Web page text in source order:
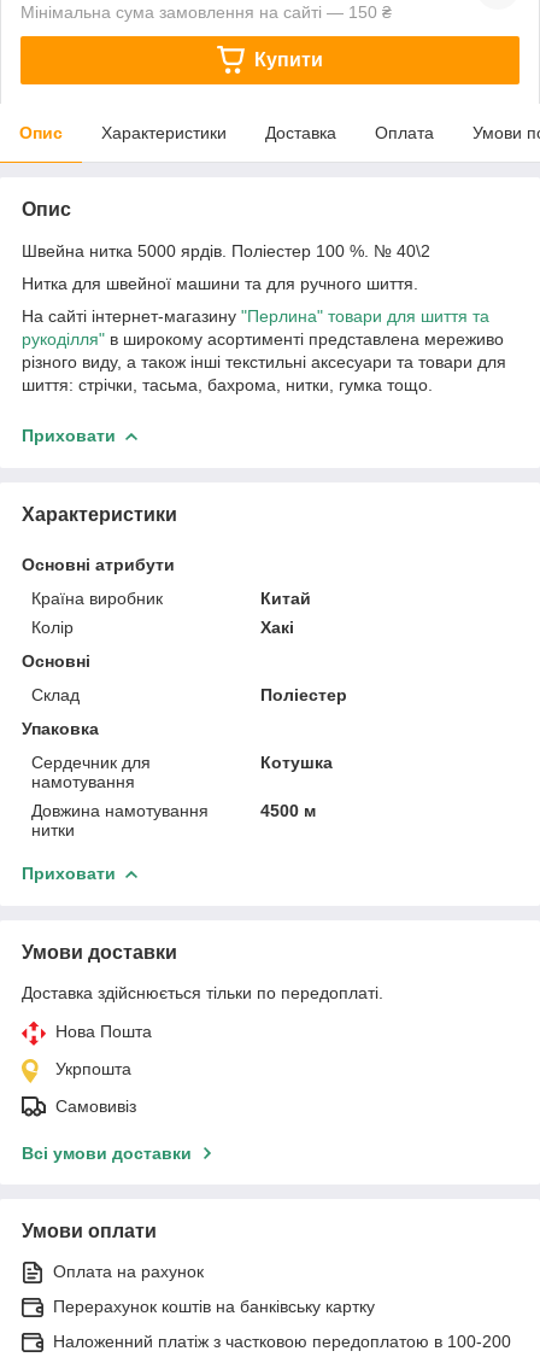
Мінімальна сума замовлення на сайті — 150 ₴
Купити
Опис Характеристики Доставка Оплата Умови
Опис
Швейна нитка 5000 ярдів. Поліестер 100 %. № 40\2
Нитка для швейної машини та для ручного шиття.
На сайті інтернет-магазину "Перлина" товари для шиття та
рукоділля" в широкому асортименті представлена мереживо
різного виду, а також інші текстильні аксесуари та товари для
шиття: стрічки, тасьма, бахрома, нитки, гумка тощо.
Приховати
Характеристики
Основні атрибути
Країна виробник
Китай
Колір
Хакі
Основні
Склад
Поліестер
Упаковка
Сердечник для
намотування
Котушка
Довжина намотування
нитки
4500 м
Приховати
Умови доставки
Доставка здійснюється тільки по передоплаті.
Нова Пошта
Укрпошта
Самовивіз
Всі умови доставки
Умови оплати
Оплата на рахунок
Перерахунок коштів на банківську картку
Наложенний платіж з частковою передоплатою в 100-200